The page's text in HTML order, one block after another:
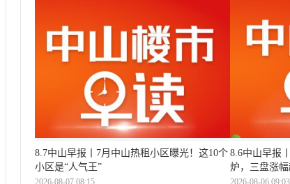
8.7中山早报丨7月中山热租小区曝光！这10个
小区是“人气王”
2026-08-07 08:15
8.6中山早报
炉，三盘涨幅
2026-08-06 09:03